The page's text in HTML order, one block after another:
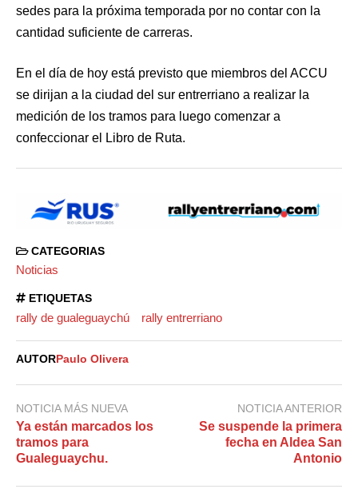
sedes para la próxima temporada por no contar con la
cantidad suficiente de carreras.
En el día de hoy está previsto que miembros del ACCU
se dirijan a la ciudad del sur entrerriano a realizar la
medición de los tramos para luego comenzar a
confeccionar el Libro de Ruta.
CATEGORIAS
Noticias
ETIQUETAS
rally de gualeguaychú rally entrerriano
AUTOR Paulo Olivera
NOTICIA MÁS NUEVA
Ya están marcados los
tramos para
Gualeguaychu.
NOTICIA ANTERIOR
Se suspende la primera
fecha en Aldea San
Antonio